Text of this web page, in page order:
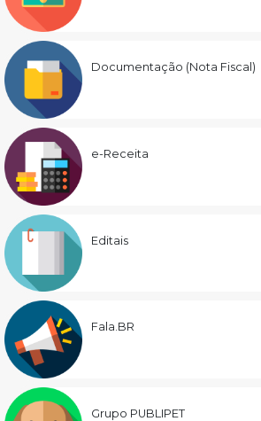
Documentação (Nota Fiscal)
e-Receita
Editais
Fala.BR
Grupo PUBLIPET